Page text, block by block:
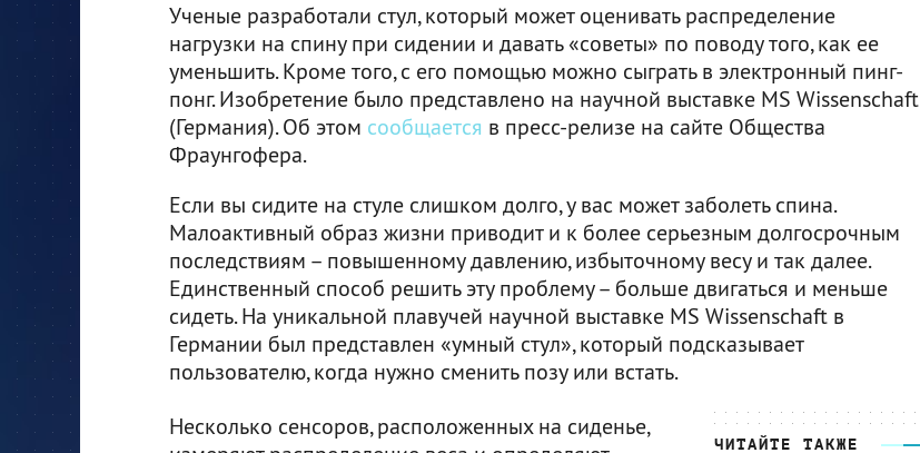
Ученые разработали стул, который может оценивать распределение
нагрузки на спину при сидении и давать «советы» по поводу того, как ее
уменьшить. Кроме того, с его помощью можно сыграть в электронный пинг-
понг. Изобретение было представлено на научной выставке MS Wissenschaft
(Германия). Об этом сообщается в пресс-релизе на сайте Общества
Фраунгофера.
Если вы сидите на стуле слишком долго, у вас может заболеть спина.
Малоактивный образ жизни приводит и к более серьезным долгосрочным
последствиям – повышенному давлению, избыточному весу и так далее.
Единственный способ решить эту проблему – больше двигаться и меньше
сидеть. На уникальной плавучей научной выставке MS Wissenschaft в
Германии был представлен «умный стул», который подсказывает
пользователю, когда нужно сменить позу или встать.
ЧИТАЙТЕ ТАКЖЕ
Несколько сенсоров, расположенных на сиденье,